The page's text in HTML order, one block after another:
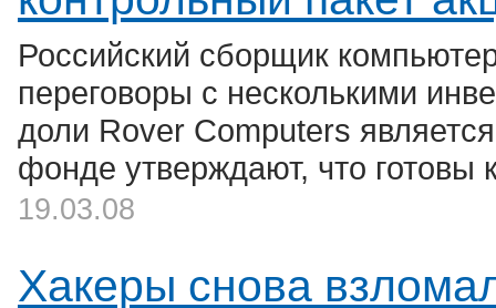
Российский сборщик
переговоры с несколькими
доли Rover Computers
фонде утверждают, что готовы
19.03.08
Хакеры снова